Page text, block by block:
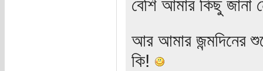
বেশি আমার কিছু
আর আমার জন্মদিনের
কি!